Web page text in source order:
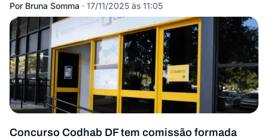
Por Bruna Somma · 17/11/2025 às 11:05
Concurso Codhab DF tem comissão formada